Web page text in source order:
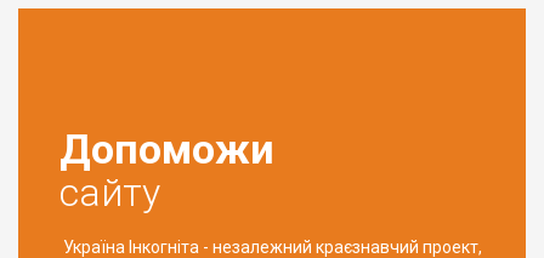
Допоможи
сайту
Україна Інкогніта - незалежний краєзнавчий проект,